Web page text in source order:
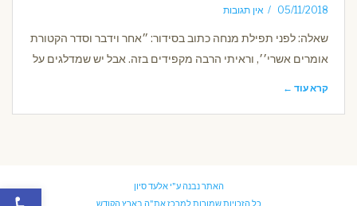
פתח
05/11/2018 אין תגובות
שאלה: לפני תפילת מנחה כתוב בסידור: ״אחר וידבר וסדר הקטורת
אומרים אשרי׳׳, וראיתי הרבה מקפידים בזה. אבל יש שמדלגים על
קרא עוד ←
האתר נבנה ע"יאלעד סיון
כל הזכויות שמורות למרכז את"ה בארץ הקודש